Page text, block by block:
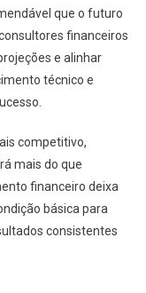
que o futuro
financeiros
e alinhar
técnico e
competitivo,
mais do que
financeiro deixa
básica para
consistentes